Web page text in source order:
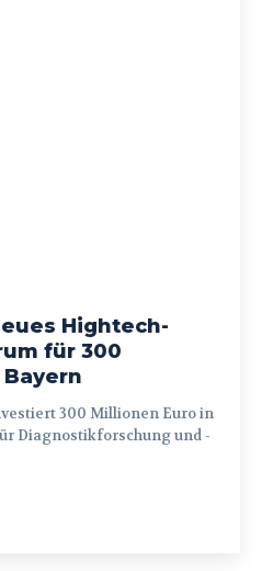
Hightech-
für 300
Diagnostikforschung und -